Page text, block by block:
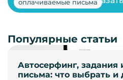
оплачиваемые письма
Автосерфинг, задания
письма: что выбрать и
Популярные статьи